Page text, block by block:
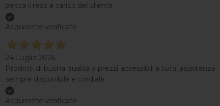
pecca il reso a carico del cliente
Acquirente verificato
24 Luglio 2026
Prodotti di buona qualità a prezzi accessibili a tutti, assistenza
sempre disponibile e cordiale
Acquirente verificato